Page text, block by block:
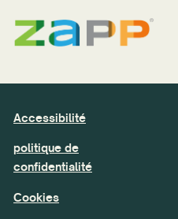
Accessibilité
politique de
confidentialité
Cookies